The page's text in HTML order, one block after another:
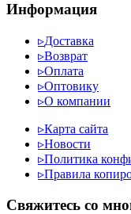
Информация
▹Доставка
▹Возврат
▹Оплата
▹Оптовику
▹О компании
▹Карта сайта
▹Новости
▹Политика
▹Правила
Cвяжитесь со